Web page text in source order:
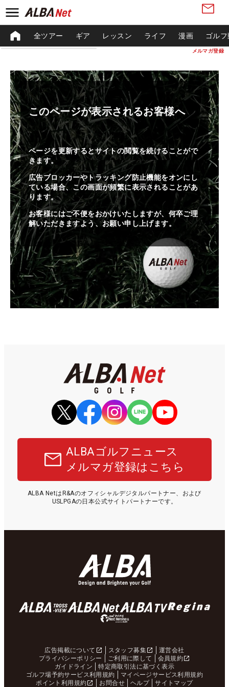
メルマガ登録
全ツアー ギア レッスン ライフ 漫画 ゴル
このページが表示されるお客様へ
ページを更新するとサイトの閲覧を続けることがで
きます。
広告ブロッカーやトラッキング防止機能をオンにし
ている場合、この画面が頻繁に表示されることがあ
ります。
お客様にはご不便をおかけいたしますが、何卒ご理
解いただきますよう、お願い申し上げます。
ALBAゴルフニュース
メルマガ登録はこちら
ALBA NetはR&Aのオフィシャルデジタルパートナー、および
USLPGAの日本公式サイトパートナーです。
広告掲載について スタッフ募集
運営会社
プライバシーポリシー
ご利用に際して
会員規約
ガイドライン
特定商取引法に基づく表示
ゴルフ場予約サービス利用規約
マイページサービス利用規約
ポイント利用規約
お問合せ ヘルプ サイトマップ